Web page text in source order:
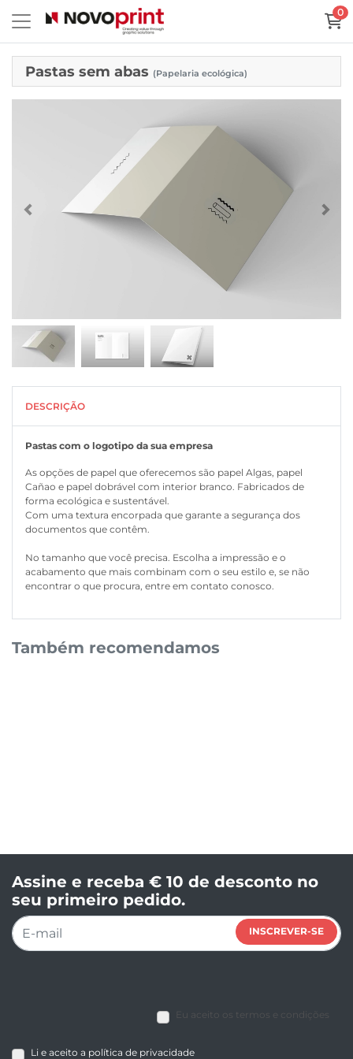
0
Pastas sem abas (Papelaria ecológica)
DESCRIÇÃO
Pastas com o logotipo da sua empresa
As opções de papel que oferecemos são papel Algas, papel
Cañao e papel dobrável com interior branco. Fabricados de
forma ecológica e sustentável.
Com uma textura encorpada que garante a segurança dos
documentos que contêm.
No tamanho que você precisa. Escolha a impressão e o
acabamento que mais combinam com o seu estilo e, se não
encontrar o que procura, entre em contato conosco.
Também recomendamos
Assine e receba € 10 de desconto no
seu primeiro pedido.
INSCREVER-SE
Eu aceito os termos e condições
Li e aceito a política de privacidade